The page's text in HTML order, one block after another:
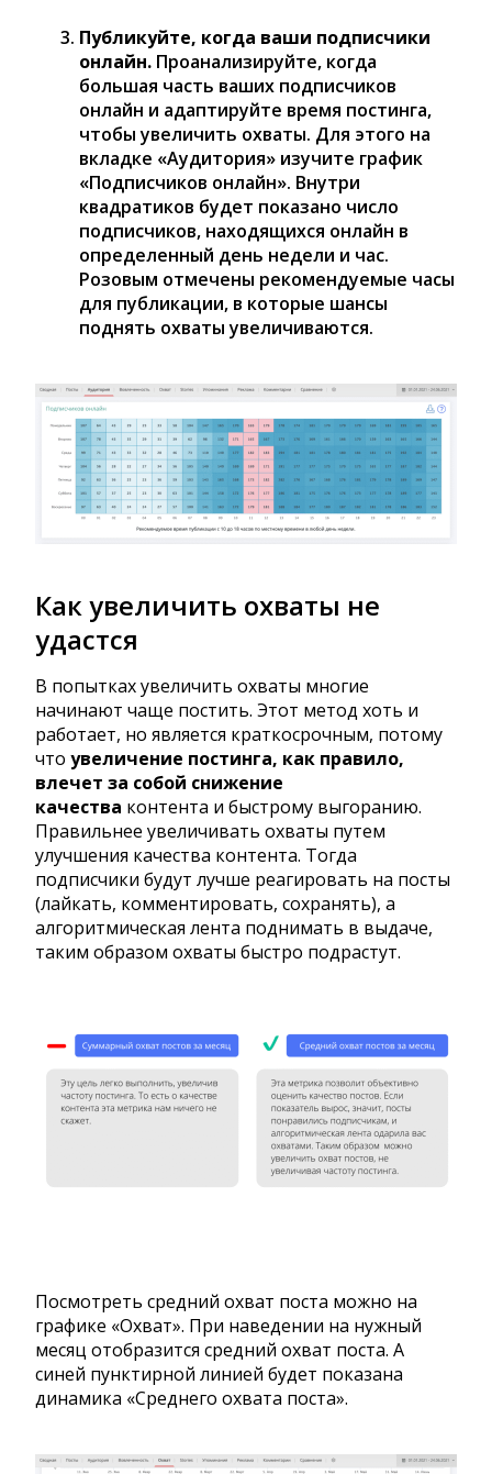
Публикуйте, когда ваши подписчики
онлайн. Проанализируйте, когда
большая часть ваших подписчиков
онлайн и адаптируйте время постинга,
чтобы увеличить охваты. Для этого на
вкладке «Аудитория» изучите график
«Подписчиков онлайн». Внутри
квадратиков будет показано число
подписчиков, находящихся онлайн в
определенный день недели и час.
Розовым отмечены рекомендуемые часы
для публикации, в которые шансы
поднять охваты увеличиваются.
Как увеличить охваты не
удастся
В попытках увеличить охваты многие
начинают чаще постить. Этот метод хоть и
работает, но является краткосрочным, потому
что увеличение постинга, как правило,
влечет за собой снижение
качества контента и быстрому выгоранию.
Правильнее увеличивать охваты путем
улучшения качества контента. Тогда
подписчики будут лучше реагировать на посты
(лайкать, комментировать, сохранять), а
алгоритмическая лента поднимать в выдаче,
таким образом охваты быстро подрастут.
Посмотреть средний охват поста можно на
графике «Охват». При наведении на нужный
месяц отобразится средний охват поста. А
синей пунктирной линией будет показана
динамика «Среднего охвата поста».